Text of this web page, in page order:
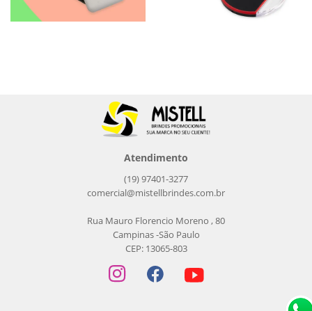
mostra a quantidade de carga
Atendimento
(19) 97401-3277
comercial@mistellbrindes.com.br
Rua Mauro Florencio Moreno , 80
Campinas -São Paulo
CEP: 13065-803